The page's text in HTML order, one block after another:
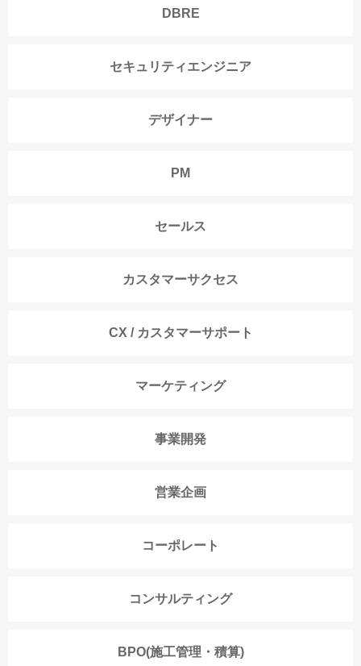
DBRE
セキュリティエンジニア
デザイナー
PM
セールス
カスタマーサクセス
CX / カスタマーサポート
マーケティング
事業開発
営業企画
コーポレート
コンサルティング
BPO(施工管理・積算)